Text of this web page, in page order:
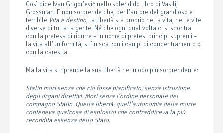
Così dice Ivan Grigor’evič nello splendido libro di Vasilij
Grossman. E non sorprende che, per l’autore del grandioso e
terribile Vita e destino, la libertà sta proprio nella vita, nelle vite
diverse di tutta la gente. Né che ogni qual volta ci si scontra
con la pretesa di ridurre – in nome di pretesi principi supremi –
la vita all’uniformità, si finisca con i campi di concentramento o
con la carestia.
Ma la vita si riprende la sua libertà nel modo più sorprendente:
Stalin morì senza che ciò fosse pianificato, senza istruzione
degli organi direttivi. Morì senza l’ordine personale del
compagno Stalin. Quella libertà, quell’autonomia della morte
conteneva qualcosa di esplosivo che contraddiceva la più
recondita essenza dello Stato.